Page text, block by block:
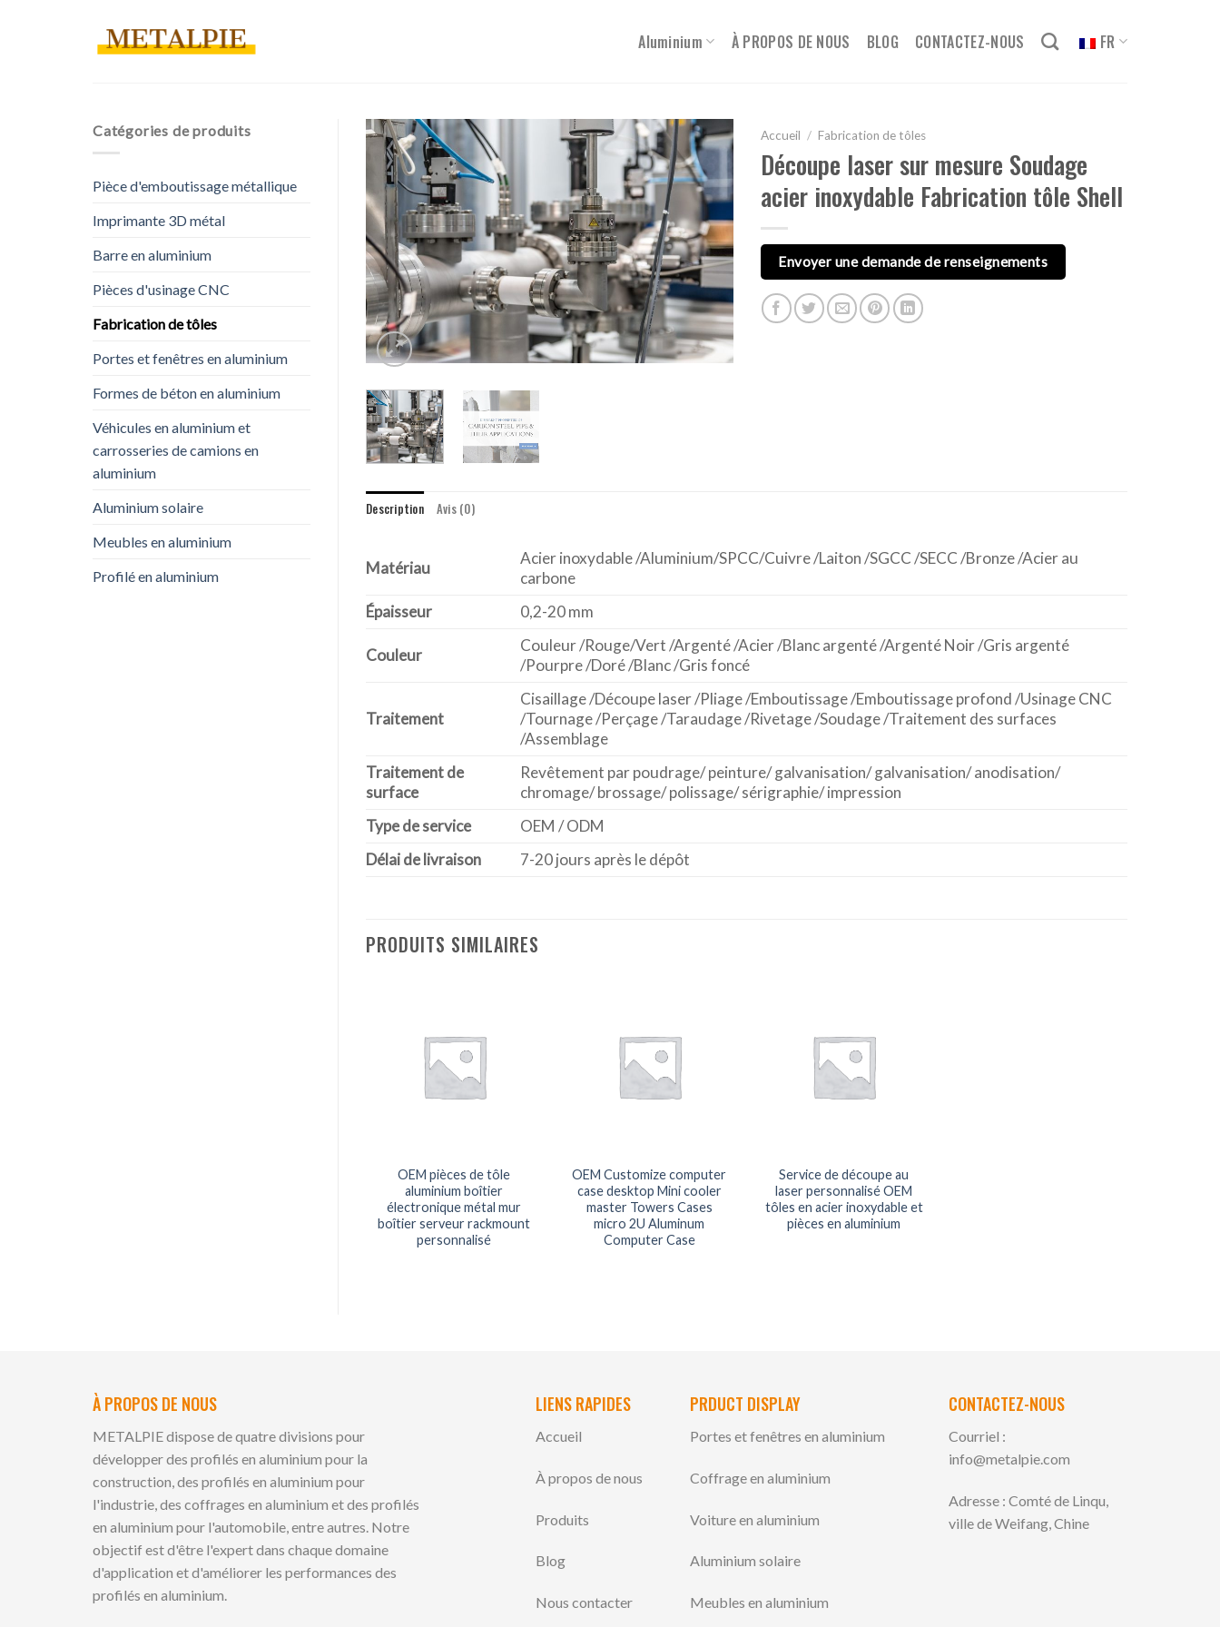
Aluminium À PROPOS DE NOUS BLOG CONTACTEZ-NOUS FR
Catégories de produits
Pièce d'emboutissage métallique
Imprimante 3D métal
Barre en aluminium
Pièces d'usinage CNC
Fabrication de tôles
Portes et fenêtres en aluminium
Formes de béton en aluminium
Véhicules en aluminium et
carrosseries de camions en
aluminium
Aluminium solaire
Meubles en aluminium
Profilé en aluminium
Accueil / Fabrication de tôles
Découpe laser sur mesure Soudage
acier inoxydable Fabrication tôle Shell
Envoyer une demande de renseignements
Description Avis (0)
Matériau
Acier inoxydable /Aluminium/SPCC/Cuivre /Laiton /SGCC /SECC /Bronze /Acier au
carbone
Épaisseur
0,2-20 mm
Couleur
Couleur /Rouge/Vert /Argenté /Acier /Blanc argenté /Argenté Noir /Gris argenté
/Pourpre /Doré /Blanc /Gris foncé
Traitement
Cisaillage /Découpe laser /Pliage /Emboutissage /Emboutissage profond /Usinage CNC
/Tournage /Perçage /Taraudage /Rivetage /Soudage /Traitement des surfaces
/Assemblage
Traitement de
surface
Revêtement par poudrage/ peinture/ galvanisation/ galvanisation/ anodisation/
chromage/ brossage/ polissage/ sérigraphie/ impression
Type de service
OEM / ODM
Délai de livraison
7-20 jours après le dépôt
PRODUITS SIMILAIRES
OEM pièces de tôle
aluminium boîtier
électronique métal mur
boîtier serveur rackmount
personnalisé
OEM Customize computer
case desktop Mini cooler
master Towers Cases
micro 2U Aluminum
Computer Case
Service de découpe au
laser personnalisé OEM
tôles en acier inoxydable et
pièces en aluminium
À PROPOS DE NOUS
METALPIE dispose de quatre divisions pour
développer des profilés en aluminium pour la
construction, des profilés en aluminium pour
l'industrie, des coffrages en aluminium et des profilés
en aluminium pour l'automobile, entre autres. Notre
objectif est d'être l'expert dans chaque domaine
d'application et d'améliorer les performances des
profilés en aluminium.
LIENS RAPIDES
Accueil
À propos de nous
Produits
Blog
Nous contacter
PRDUCT DISPLAY
Portes et fenêtres en aluminium
Coffrage en aluminium
Voiture en aluminium
Aluminium solaire
Meubles en aluminium
CONTACTEZ-NOUS
Courriel :
info@metalpie.com
Adresse : Comté de Linqu,
ville de Weifang, Chine